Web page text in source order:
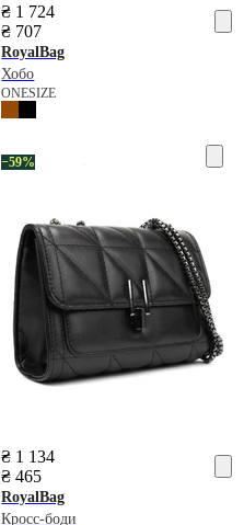
₴ 1 724
₴ 707
RoyalBag
Хобо
ONESIZE
−59%
₴ 1 134
₴ 465
RoyalBag
Кросс-боди